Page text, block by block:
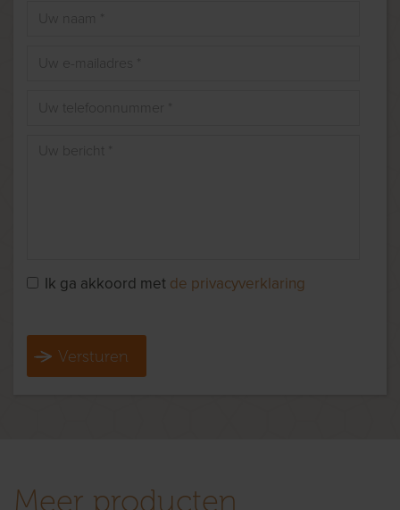
Ik ga akkoord met de privacyverklaring
Versturen
Meer producten